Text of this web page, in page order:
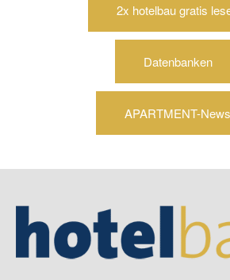
2x hotelbau gratis
Datenbanken
APARTMENT-News